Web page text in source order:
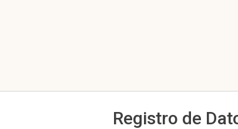
Registro de